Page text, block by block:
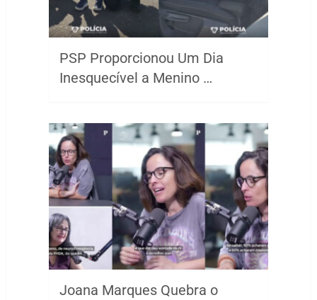
PSP Proporcionou Um Dia
Inesquecível a Menino …
Joana Marques Quebra o